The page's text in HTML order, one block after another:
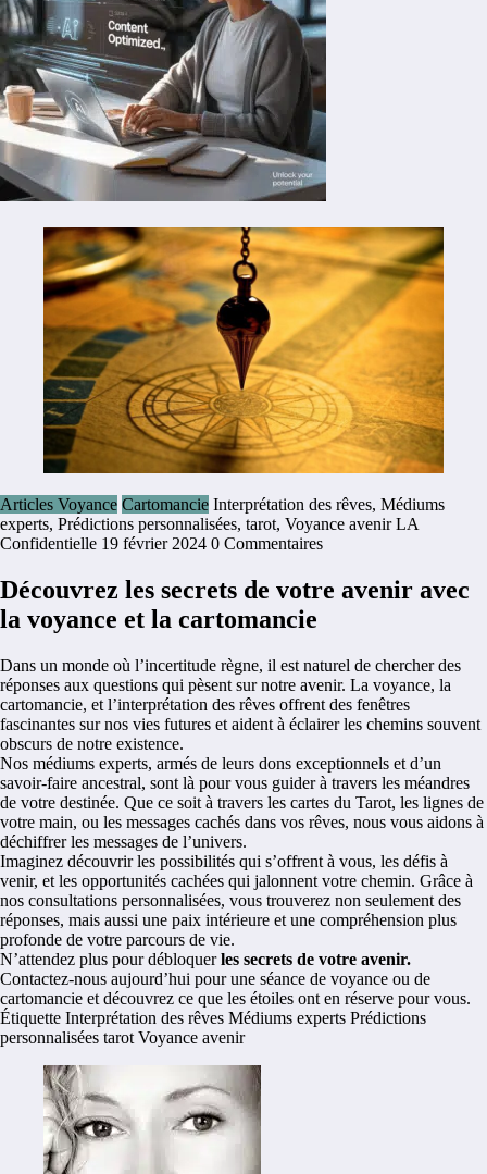
Articles Voyance Cartomancie Interprétation des rêves, Médiums
experts, Prédictions personnalisées, tarot, Voyance avenir LA
Confidentielle 19 février 2024 0 Commentaires
Découvrez les secrets de votre avenir avec
la voyance et la cartomancie
Dans un monde où l’incertitude règne, il est naturel de chercher des
réponses aux questions qui pèsent sur notre avenir. La voyance, la
cartomancie, et l’interprétation des rêves offrent des fenêtres
fascinantes sur nos vies futures et aident à éclairer les chemins souvent
obscurs de notre existence.
Nos médiums experts, armés de leurs dons exceptionnels et d’un
savoir-faire ancestral, sont là pour vous guider à travers les méandres
de votre destinée. Que ce soit à travers les cartes du Tarot, les lignes de
votre main, ou les messages cachés dans vos rêves, nous vous aidons à
déchiffrer les messages de l’univers.
Imaginez découvrir les possibilités qui s’offrent à vous, les défis à
venir, et les opportunités cachées qui jalonnent votre chemin. Grâce à
nos consultations personnalisées, vous trouverez non seulement des
réponses, mais aussi une paix intérieure et une compréhension plus
profonde de votre parcours de vie.
N’attendez plus pour débloquerles secrets de votre avenir.
Contactez-nous aujourd’hui pour une séance de voyance ou de
cartomancie et découvrez ce que les étoiles ont en réserve pour vous.
Étiquette Interprétation des rêves Médiums experts Prédictions
personnalisées tarot Voyance avenir